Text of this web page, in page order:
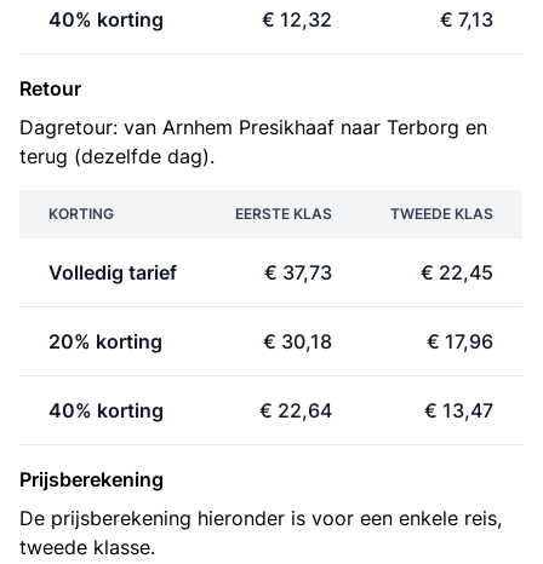
40% korting € 12,32 € 7,13
Retour
Dagretour: van Arnhem Presikhaaf naar Terborg en
terug (dezelfde dag).
KORTING EERSTE KLAS TWEEDE KLAS
Volledig tarief € 37,73 € 22,45
20% korting € 30,18 € 17,96
40% korting € 22,64 € 13,47
Prijsberekening
De prijsberekening hieronder is voor een enkele reis,
tweede klasse.